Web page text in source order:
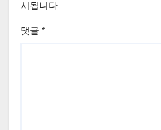
시됩니다
댓글 *